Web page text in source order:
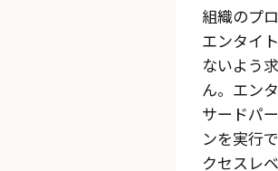
組織のプ
エンタイ
ないよう
ん。エン
サードパ
ンを実行
クセスレ